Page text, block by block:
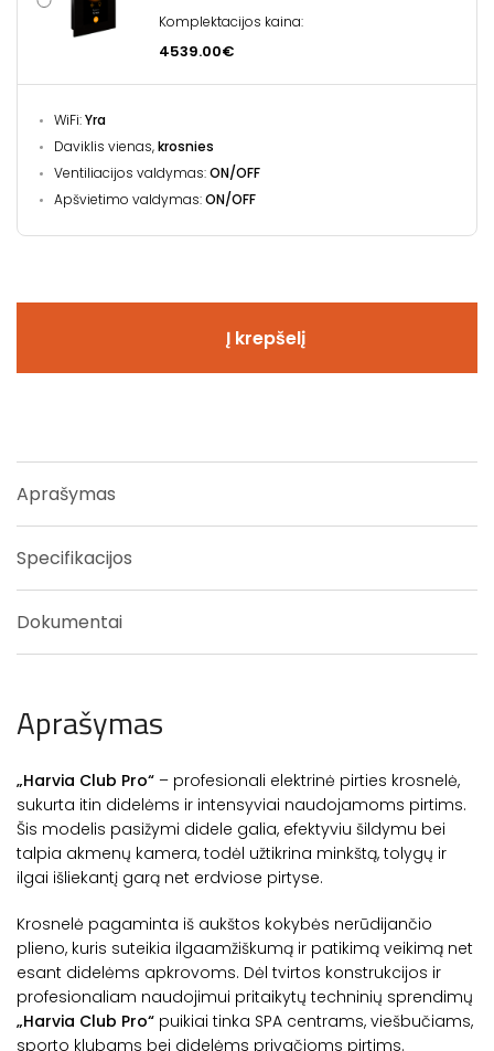
Komplektacijos kaina:
4539.00€
WiFi:Yra
Daviklis vienas,krosnies
Ventiliacijos valdymas:ON/OFF
Apšvietimo valdymas:ON/OFF
Į krepšelį
Aprašymas
Specifikacijos
Dokumentai
Aprašymas
„Harvia Club Pro“– profesionali elektrinė pirties krosnelė,
sukurta itin didelėms ir intensyviai naudojamoms pirtims.
Šis modelis pasižymi didele galia, efektyviu šildymu bei
talpia akmenų kamera, todėl užtikrina minkštą, tolygų ir
ilgai išliekantį garą net erdviose pirtyse.
Krosnelė pagaminta iš aukštos kokybės nerūdijančio
plieno, kuris suteikia ilgaamžiškumą ir patikimą veikimą net
esant didelėms apkrovoms. Dėl tvirtos konstrukcijos ir
profesionaliam naudojimui pritaikytų techninių sprendimų
„Harvia Club Pro“puikiai tinka SPA centrams, viešbučiams,
sporto klubams bei didelėms privačioms pirtims.